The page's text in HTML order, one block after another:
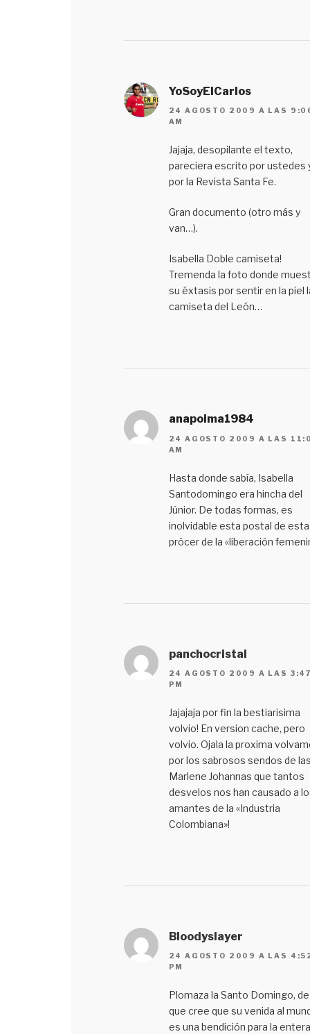
YoSoyElCarlos
24 AGOSTO 2009 A LAS
AM
Jajaja, desopilante el texto,
pareciera escrito por ustedes
por la Revista Santa Fe.
Gran documento (otro más y
van…).
Isabella Doble camiseta!
Tremenda la foto donde
su éxtasis por sentir en la piel
camiseta del León…
anapoima1984
24 AGOSTO 2009 A LAS
AM
Hasta donde sabía, Isabella
Santodomingo era hincha del
Júnior. De todas formas, es
inolvidable esta postal de esta
prócer de la «liberación
panchocristal
24 AGOSTO 2009 A LAS
PM
Jajajaja por fin la bestiarisima
volvio! En version cache, pero
volvio. Ojala la proxima
por los sabrosos sendos de
Marlene Johannas que tantos
desvelos nos han causado a
amantes de la «Industria
Colombiana»!
Bloodyslayer
24 AGOSTO 2009 A LAS
PM
Plomaza la Santo Domingo,
que cree que su venida al
es una bendición para la entera